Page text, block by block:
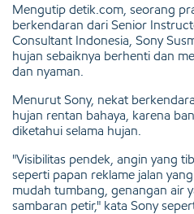
Mengutip detik.com, seorang
berkendaran dari Senior
Consultant Indonesia, Sony
hujan sebaiknya berhenti dan
dan nyaman.
Menurut Sony, nekat
hujan rentan bahaya, karena
diketahui selama hujan.
"Visibilitas pendek, angin yang
seperti papan reklame jalan
mudah tumbang, genangan air
sambaran petir," kata Sony